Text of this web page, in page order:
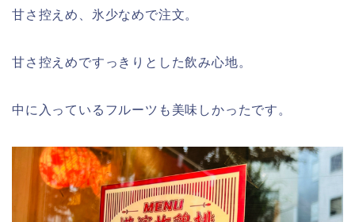
甘さ控えめ、氷少なめで注文。
甘さ控えめですっきりとした飲み心地。
中に入っているフルーツも美味しかったです。